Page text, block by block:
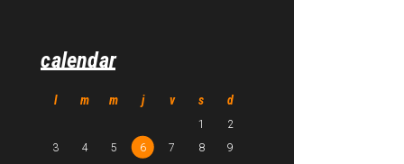
calendar
l m m j v s d
1
2
3
4 5 6 7 8
9